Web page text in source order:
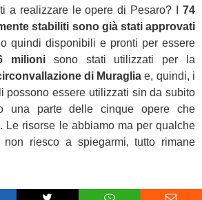
a realizzare le opere di Pesaro? I 74
stabiliti sono già stati approvati
quindi disponibili e pronti per essere
milioni sono stati utilizzati per la
di Muraglia e, quindi, i
possono essere utilizzati sin da subito
una parte delle cinque opere che
Le risorse le abbiamo ma per qualche
non riesco a spiegarmi, tutto rimane